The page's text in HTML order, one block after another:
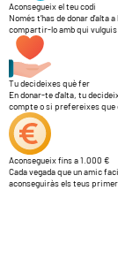
Aconsegueix el teu codi
Només t’has de donar
compartir-lo amb qui
Tu decideixes què fer
En donar-te d’alta, tu
compte o si prefereixes que
Aconsegueix fins a 1.000 €
Cada vegada que un amic
aconseguiràs els teus